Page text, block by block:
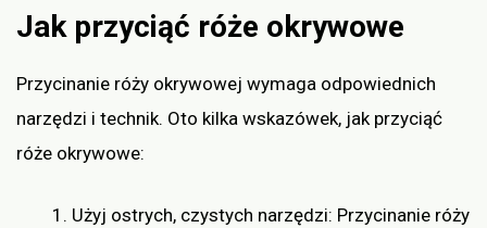
Jak przyciąć róże okrywowe
Przycinanie róży okrywowej wymaga odpowiednich
narzędzi i technik. Oto kilka wskazówek, jak przyciąć
róże okrywowe:
Użyj ostrych, czystych narzędzi: Przycinanie róży